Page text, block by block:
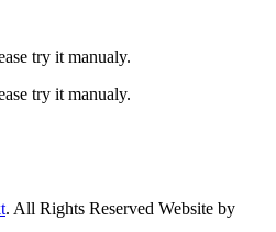
try it manualy.
try it manualy.
. All Rights Reserved Website by